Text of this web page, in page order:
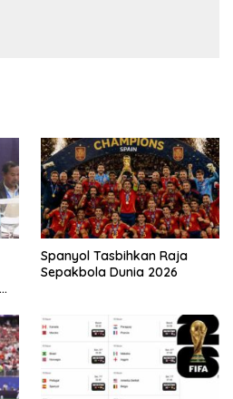
Spanyol Tasbihkan Raja
Sepakbola Dunia 2026